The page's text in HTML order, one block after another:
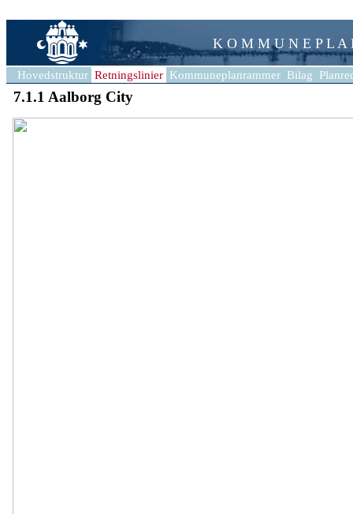
K O M M U N E P L A
Hovedstruktur Retningslinier Kommuneplanrammer Bilag
7.1.1 Aalborg City